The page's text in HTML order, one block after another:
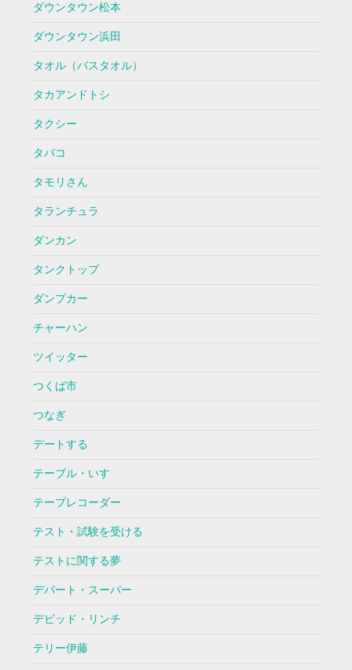
ダウンタウン松本
ダウンタウン浜田
タオル（バスタオル）
タカアンドトシ
タクシー
タバコ
タモリさん
タランチュラ
ダンカン
タンクトップ
ダンプカー
チャーハン
ツイッター
つくば市
つなぎ
デートする
テーブル・いす
テープレコーダー
テスト・試験を受ける
テストに関する夢
デパート・スーパー
デビッド・リンチ
テリー伊藤